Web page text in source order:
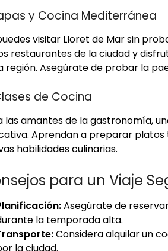
y Cocina Mediterránea
visitar Lloret de Mar sin
restaurantes de la ciudad y
región. Asegúrate de probar la
de Cocina
las amantes de la gastronomía,
Aprendan a preparar
habilidades culinarias.
para un Viaje
Asegúrate de
la temporada alta.
Considera alquilar un